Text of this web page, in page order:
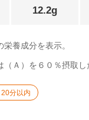
12.2g
栄養成分を表示。
（Ａ）を６０％摂取し
20分以内